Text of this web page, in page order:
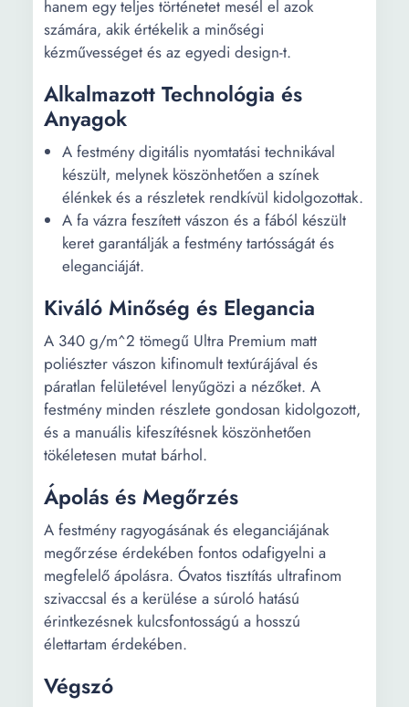
hanem egy teljes történetet mesél el azok
számára, akik értékelik a minőségi
kézművességet és az egyedi design-t.
Alkalmazott Technológia és
Anyagok
A festmény digitális nyomtatási technikával
készült, melynek köszönhetően a színek
élénkek és a részletek rendkívül kidolgozottak.
A fa vázra feszített vászon és a fából készült
keret garantálják a festmény tartósságát és
eleganciáját.
Kiváló Minőség és Elegancia
A 340 g/m^2 tömegű Ultra Premium matt
poliészter vászon kifinomult textúrájával és
páratlan felületével lenyűgözi a nézőket. A
festmény minden részlete gondosan kidolgozott,
és a manuális kifeszítésnek köszönhetően
tökéletesen mutat bárhol.
Ápolás és Megőrzés
A festmény ragyogásának és eleganciájának
megőrzése érdekében fontos odafigyelni a
megfelelő ápolásra. Óvatos tisztítás ultrafinom
szivaccsal és a kerülése a súroló hatású
érintkezésnek kulcsfontosságú a hosszú
élettartam érdekében.
Végszó